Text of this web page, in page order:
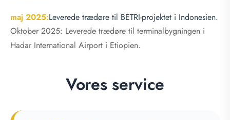
maj 2025:Leverede trædøre til BETRI-projektet i Indonesien.
Oktober 2025: Leverede trædøre til terminalbygningen i
Hadar International Airport i Etiopien.
Vores service